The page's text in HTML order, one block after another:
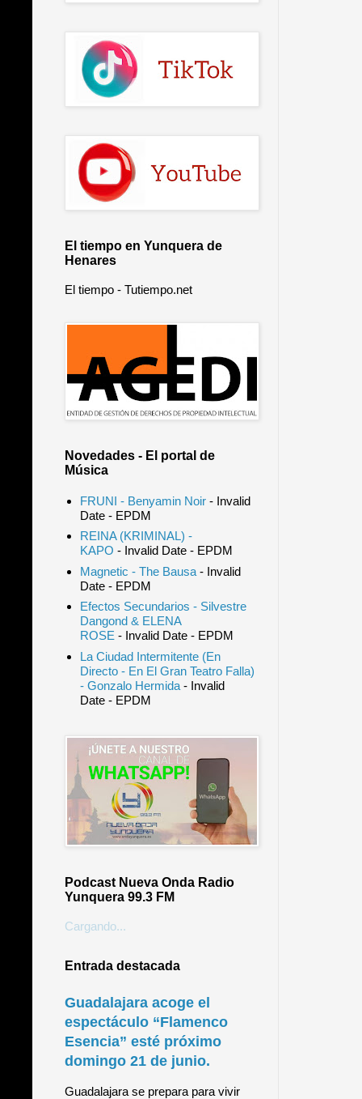
El tiempo en Yunquera de
Henares
El tiempo - Tutiempo.net
Novedades - El portal de
Música
FRUNI - Benyamin Noir- Invalid
Date- EPDM
REINA (KRIMINAL) -
KAPO - Invalid Date- EPDM
Magnetic - The Bausa- Invalid
Date- EPDM
Efectos Secundarios - Silvestre
Dangond & ELENA
ROSE - Invalid Date- EPDM
La Ciudad Intermitente (En
Directo - En El Gran Teatro Falla)
- Gonzalo Hermida- Invalid
Date- EPDM
Podcast Nueva Onda Radio
Yunquera 99.3 FM
Cargando...
Entrada destacada
Guadalajara acoge el
espectáculo “Flamenco
Esencia” esté próximo
domingo 21 de junio.
Guadalajara se prepara para vivir